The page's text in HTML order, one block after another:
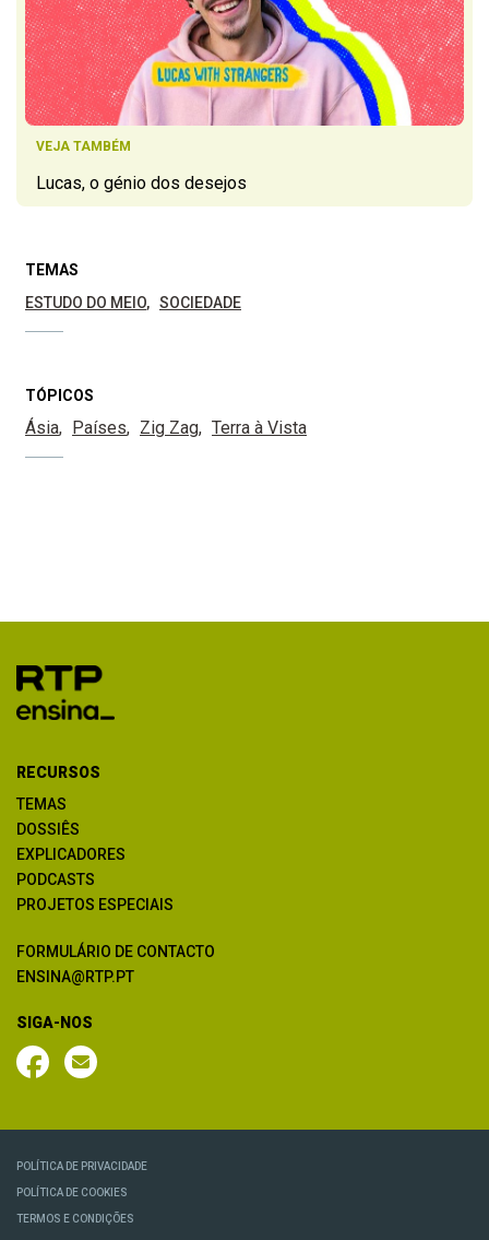
VEJA TAMBÉM
Lucas, o génio dos desejos
TEMAS
ESTUDO DO MEIO
SOCIEDADE
TÓPICOS
Ásia Países Zig Zag Terra à Vista
RECURSOS
TEMAS
DOSSIÊS
EXPLICADORES
PODCASTS
PROJETOS ESPECIAIS
FORMULÁRIO DE CONTACTO
ENSINA@RTP.PT
SIGA-NOS
POLÍTICA DE PRIVACIDADE
POLÍTICA DE COOKIES
TERMOS E CONDIÇÕES